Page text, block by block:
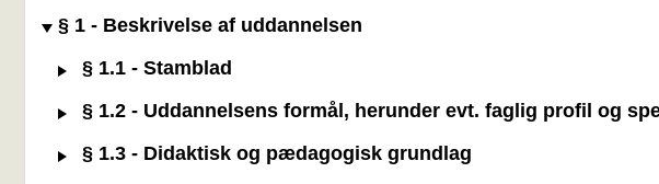
§ 1 - Beskrivelse af uddannelsen
§ 1.1 - Stamblad
§ 1.2 - Uddannelsens formål, herunder evt. faglig profil og
§ 1.3 - Didaktisk og pædagogisk grundlag